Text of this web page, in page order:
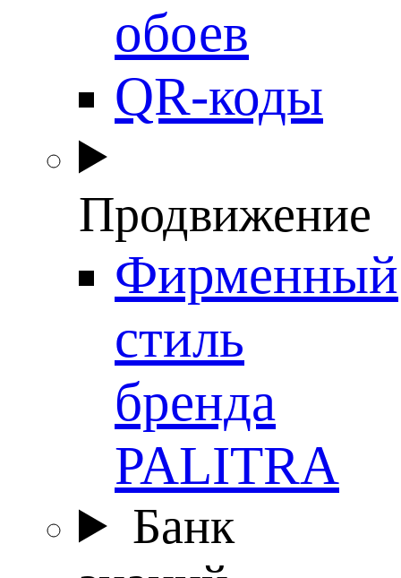
обоев
QR-коды
Продвижение
Фирменный
стиль
бренда
PALITRA
Банк